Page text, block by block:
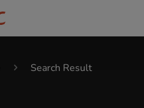
Search Result